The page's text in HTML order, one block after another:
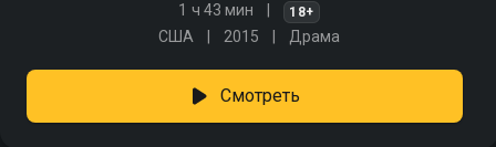
1 ч 43 мин 18+
США 2015 Драма
Смотреть